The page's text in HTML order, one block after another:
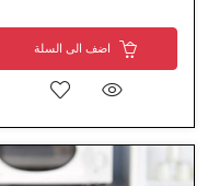
اضف الى السلة